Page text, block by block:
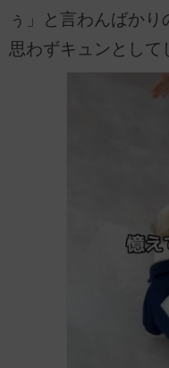
ぅ」と言わんばかり
思わずキュンとして